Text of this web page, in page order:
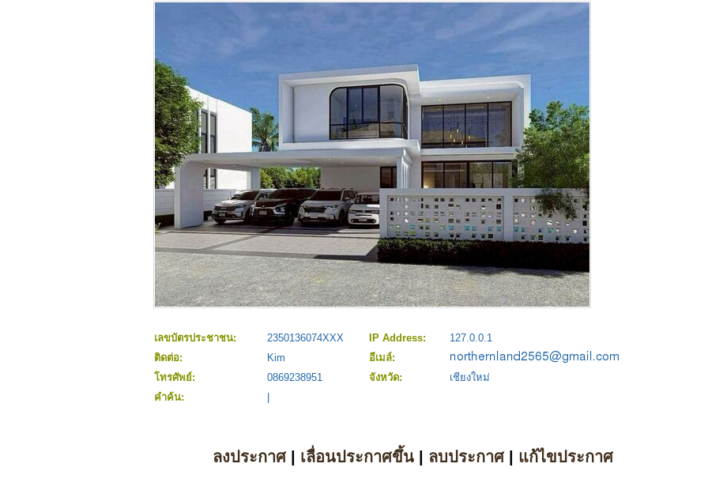
เลขบัตรประชาชน: 2350136074XXX IP Address:
127.0.0.1
ติดต่อ:
Kim
อีเมล์:
โทรศัพย์:
0869238951 จังหวัด:
เชียงใหม่
คำค้น:
ลงประกาศ| เลื่อนประกาศขึ้น| ลบประกาศ| แก้ไขประกาศ